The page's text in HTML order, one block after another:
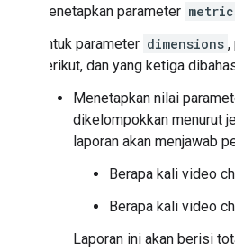
menetapkan parameter
Untuk parameter dimensions ,
berikut, dan yang ketiga
Menetapkan nilai
dikelompokkan menurut
laporan akan menjawab
Berapa kali video
Berapa kali video
Laporan ini akan berisi